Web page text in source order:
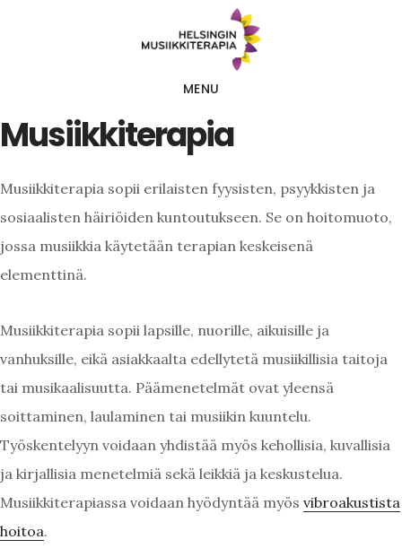
MENU
Musiikkiterapia
Musiikkiterapia sopii erilaisten fyysisten, psyykkisten ja
sosiaalisten häiriöiden kuntoutukseen. Se on hoitomuoto,
jossa musiikkia käytetään terapian keskeisenä
elementtinä.
Musiikkiterapia sopii lapsille, nuorille, aikuisille ja
vanhuksille, eikä asiakkaalta edellytetä musiikillisia taitoja
tai musikaalisuutta. Päämenetelmät ovat yleensä
soittaminen, laulaminen tai musiikin kuuntelu.
Työskentelyyn voidaan yhdistää myös kehollisia, kuvallisia
ja kirjallisia menetelmiä sekä leikkiä ja keskustelua.
Musiikkiterapiassa voidaan hyödyntää myös vibroakustista
hoitoa.